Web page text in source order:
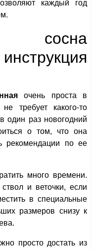
каждый год
сосна
очень проста в
требует какого-то
один раз новогодний
о том, что она
рекомендации по ее
много времени.
и веточки, если
в специальные
размеров снизу к
просто достать из